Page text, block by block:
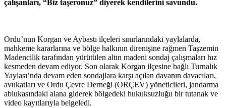
çalışanları, “Biz taşeronuz” diyerek kendilerini savundu.
Ordu’nun Korgan ve Aybastı ilçeleri sınırlarındaki yaylalarda,
mahkeme kararlarına ve bölge halkının direnişine rağmen Taşzemin
Madencilik tarafından yürütülen altın madeni sondaj çalışmaları hız
kesmeden devam ediyor. Son olarak Korgan ilçesine bağlı Turnalık
Yaylası’nda devam eden sondajlara karşı açılan davanın davacıları,
avukatları ve Ordu Çevre Derneği (ORÇEV) yöneticileri, jandarma
ablukasındaki alana giderek bölgedeki hukuksuzluğu bir tutanak ve
video kayıtlarıyla belgeledi.